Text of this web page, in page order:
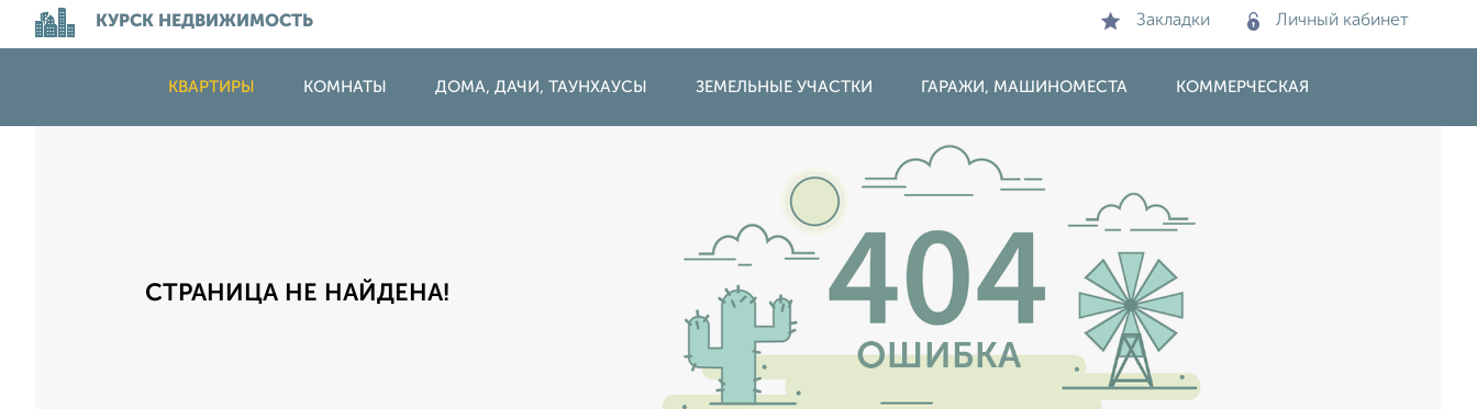
КУРСК НЕДВИЖИМОСТЬ Закладки Личный кабинет
КВАРТИРЫ КОМНАТЫ ДОМА, ДАЧИ, ТАУНХАУСЫ ЗЕМЕЛЬНЫЕ УЧАСТКИ ГАРАЖИ, МАШИНОМЕСТА КОММЕРЧЕСКАЯ
СТРАНИЦА НЕ НАЙДЕНА!